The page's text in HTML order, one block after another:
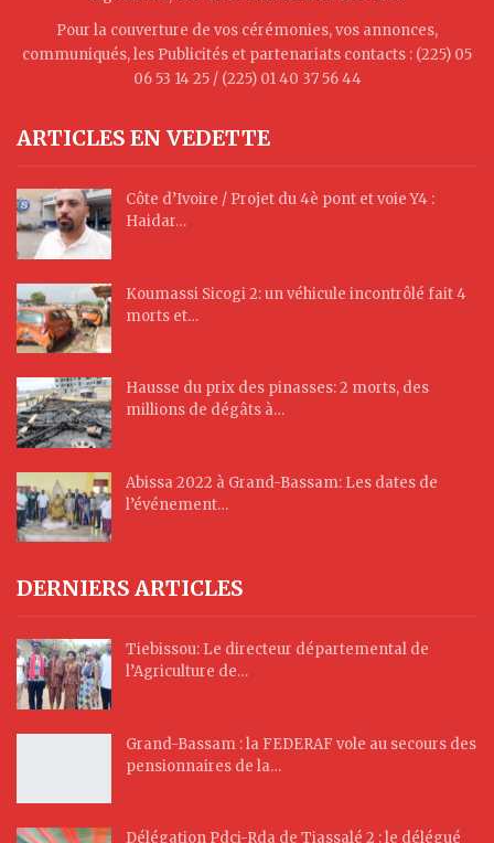
Pour la couverture de vos cérémonies, vos annonces,
communiqués, les Publicités et partenariats contacts : (225) 05
06 53 14 25 / (225) 01 40 37 56 44
ARTICLES EN VEDETTE
Côte d’Ivoire / Projet du 4è pont et voie Y4 :
Haidar…
Koumassi Sicogi 2: un véhicule incontrôlé fait 4
morts et…
Hausse du prix des pinasses: 2 morts, des
millions de dégâts à…
Abissa 2022 à Grand-Bassam: Les dates de
l’événement…
DERNIERS ARTICLES
Tiebissou: Le directeur départemental de
l’Agriculture de…
Grand-Bassam : la FEDERAF vole au secours des
pensionnaires de la…
Délégation Pdci-Rda de Tiassalé 2 : le délégué